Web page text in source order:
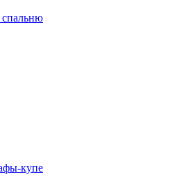
купе